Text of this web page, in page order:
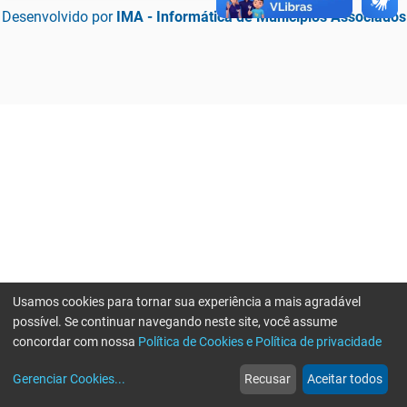
Desenvolvido por IMA - Informática de Municípios Associados
web
Notícias
more_horiz
Mais
Usamos cookies para tornar sua experiência a mais agradável
possível. Se continuar navegando neste site, você assume
concordar com nossa Política de Cookies e Política de privacidade
Gerenciar Cookies... Recusar Aceitar todos
Erro ao enviar informações, por favor tente novamente